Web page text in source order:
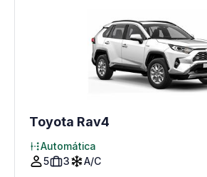
Toyota Rav4
Automática
5
3
A/C